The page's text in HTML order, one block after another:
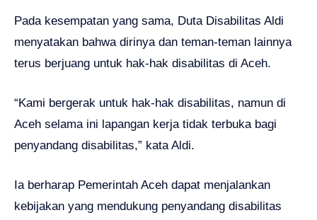
Pada kesempatan yang sama, Duta Disabilitas Aldi
menyatakan bahwa dirinya dan teman-teman lainnya
terus berjuang untuk hak-hak disabilitas di Aceh.
“Kami bergerak untuk hak-hak disabilitas, namun di
Aceh selama ini lapangan kerja tidak terbuka bagi
penyandang disabilitas,” kata Aldi.
Ia berharap Pemerintah Aceh dapat menjalankan
kebijakan yang mendukung penyandang disabilitas